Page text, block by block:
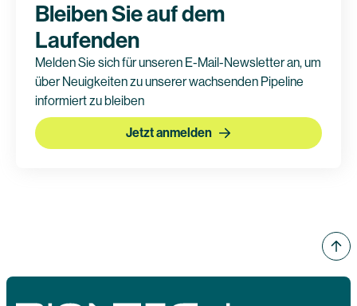
Bleiben Sie auf dem
Laufenden
Melden Sie sich für unseren E-Mail-Newsletter an, um
über Neuigkeiten zu unserer wachsenden Pipeline
informiert zu bleiben
Jetzt anmelden